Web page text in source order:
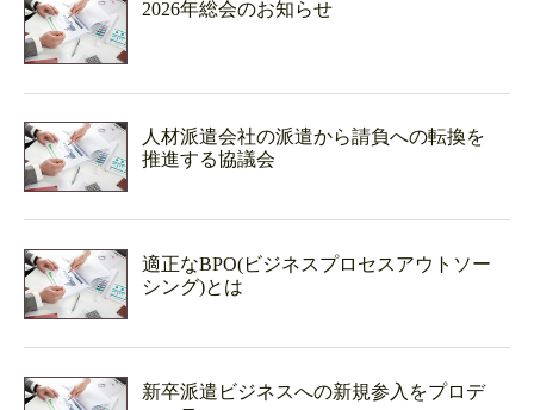
2026年総会のお知らせ
人材派遣会社の派遣から請負への転換を
推進する協議会
適正なBPO(ビジネスプロセスアウトソー
シング)とは
新卒派遣ビジネスへの新規参入をプロデ